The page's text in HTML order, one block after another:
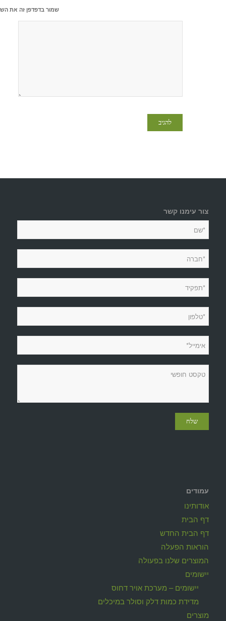
שמור בדפדפן זה את
צור עימנו קשר
עמודים
אודותינו
דף הבית
דף הבית החדש
הוראות הפעלה
המוצרים שלנו בפעולה
יישומים
יישומים – מערכת אויר דחוס
מדידת כמות דלק וסולר במיכלים
מוצרים